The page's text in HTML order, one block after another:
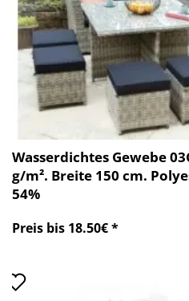
Wasserdichtes Gewebe
g/m². Breite 150 cm.
54%
Preis bis 18.50€ *